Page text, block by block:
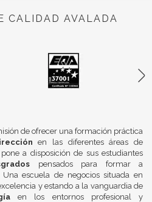
CALIDAD AVALADA
de ofrecer una formación práctica
en las diferentes áreas de
, pone a disposición de sus estudiantes
pensados para formar a
escuela de negocios situada en
y estando a la vanguardia de
en los entornos profesional y